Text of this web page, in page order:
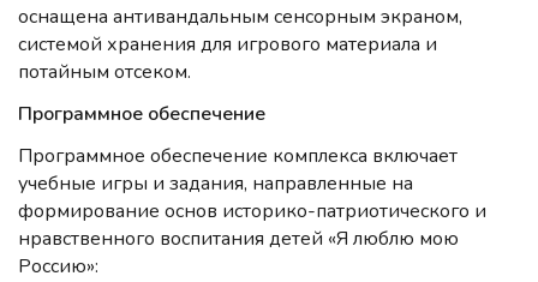
оснащена антивандальным сенсорным экраном,
системой хранения для игрового материала и
потайным отсеком.
Программное обеспечение
Программное обеспечение комплекса включает
учебные игры и задания, направленные на
формирование основ историко-патриотического и
нравственного воспитания детей «Я люблю мою
Россию»: